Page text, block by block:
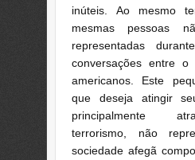
inúteis. Ao mesmo
mesmas pessoas
representadas
conversações entre
americanos. Este
que deseja atingir
principalmente
terrorismo, não
sociedade afegã